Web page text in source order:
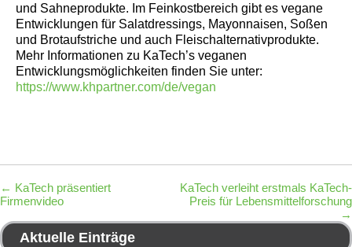
und Sahneprodukte. Im Feinkostbereich gibt es vegane
Entwicklungen für Salatdressings, Mayonnaisen, Soßen
und Brotaufstriche und auch Fleischalternativprodukte.
Mehr Informationen zu KaTech’s veganen
Entwicklungsmöglichkeiten finden Sie unter:
https://www.khpartner.com/de/vegan
← KaTech präsentiert
Firmenvideo
KaTech verleiht erstmals KaTech-
Preis für Lebensmittelforschung
→
Aktuelle Einträge